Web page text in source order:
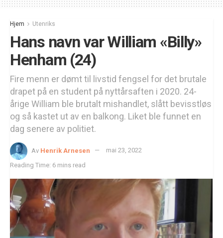
Hjem Utenriks
Hans navn var William «Billy»
Henham (24)
Fire menn er dømt til livstid fengsel for det brutale
drapet på en student på nyttårsaften i 2020. 24-
årige William ble brutalt mishandlet, slått bevisstløs
og så kastet ut av en balkong. Liket ble funnet en
dag senere av politiet.
Av Henrik Arnesen
mai 23, 2022
Reading Time: 6 mins read